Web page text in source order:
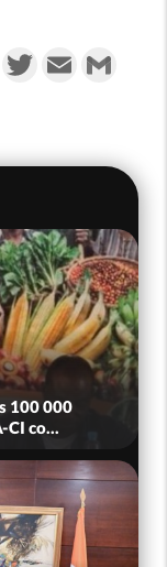
FacebookTwitterEmail
de la